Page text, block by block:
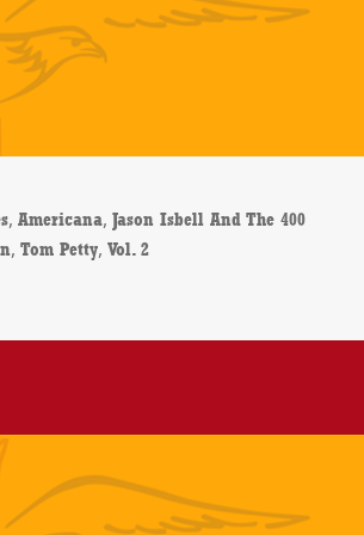
,Americana,Jason Isbell And The 400
,Tom Petty,Vol. 2
400 Unit – Live From The Ryman, Vol. 2 – CD-